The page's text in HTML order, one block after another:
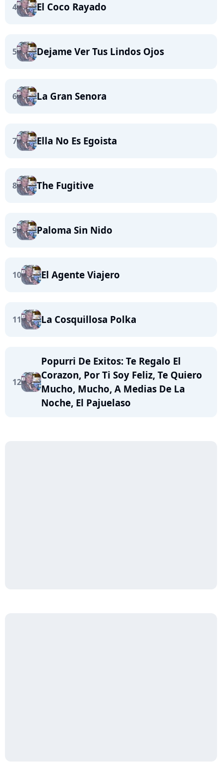
4 El Coco Rayado
5 Dejame Ver Tus Lindos Ojos
6 La Gran Senora
7 Ella No Es Egoista
8 The Fugitive
9 Paloma Sin Nido
10 El Agente Viajero
11 La Cosquillosa Polka
12
Popurri De Exitos: Te Regalo El
Corazon, Por Ti Soy Feliz, Te Quiero
Mucho, Mucho, A Medias De La
Noche, El Pajuelaso